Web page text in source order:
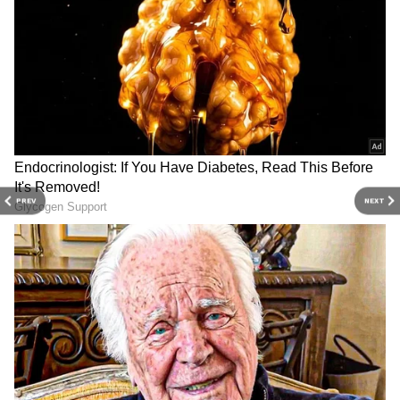
PREV NEXT
கோதுமையை உடல் எடை குறைக்க
விரும்புபவர்கள் மற்றும் நீரழிவு நோய்
உள்ளவர்கள் எடுத்துக் கொள்ளலாம் .மேலும்
இதய ஆரோக்கியத்திற்கும், இரத்த
அழுத்தம் சீராக்கவும் கோதுமை மிக முக்கிய
பங்கு வகிக்கிறது. சரிங்க இதற்கு
RECOMMENDED STORIES